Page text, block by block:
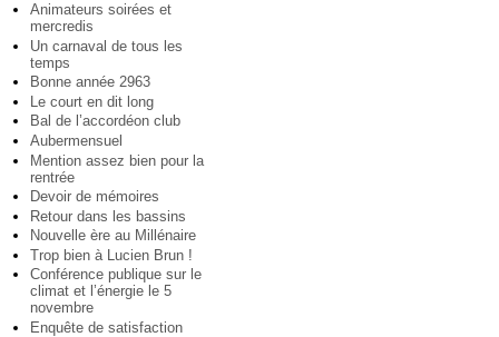
Animateurs soirées et
mercredis
Un carnaval de tous les
temps
Bonne année 2963
Le court en dit long
Bal de l’accordéon club
Aubermensuel
Mention assez bien pour la
rentrée
Devoir de mémoires
Retour dans les bassins
Nouvelle ère au Millénaire
Trop bien à Lucien Brun !
Conférence publique sur le
climat et l’énergie le 5
novembre
Enquête de satisfaction